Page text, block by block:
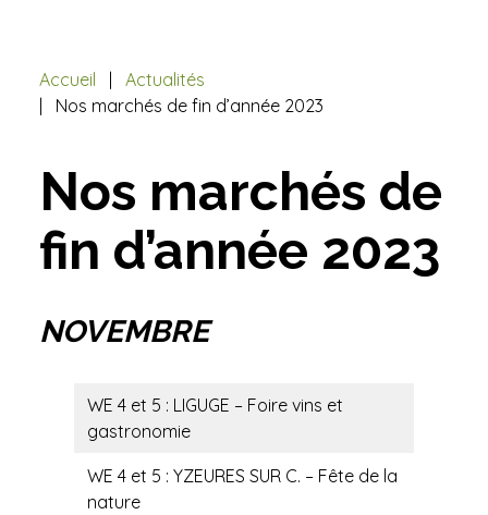
Accueil
Actualités
Nos marchés de fin d’année 2023
Nos marchés de
fin d’année 2023
NOVEMBRE
WE 4 et 5 : LIGUGE – Foire vins et
gastronomie
WE 4 et 5 : YZEURES SUR C. – Fête de la
nature